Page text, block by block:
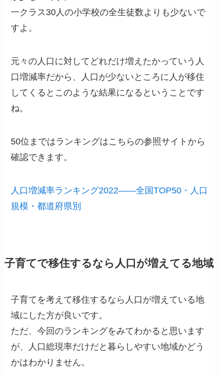
一クラス30人の小学校の全生徒数よりも少ないで
すよ。
元々の人口に対してどれだけ増えたかっていう人
口増減率だから、人口が少ないところに人が移住
してくるとこのような結果になるということです
ね。
50位まではランキングはこちらの参照サイトから
確認できます。
人口増減率ランキング2022――全国TOP50・人口
規模・都道府県別
子育てで移住するなら人口が増えてる地域
子育てを考えて移住するなら人口が増えている地
域にした方が良いです。
ただ、今回のランキングをみてわかると思います
が、人口総現率だけだと暮らしやすい地域かどう
かはわかりません。